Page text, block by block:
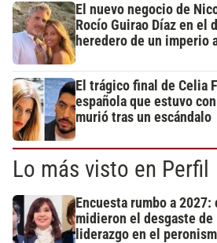
El nuevo negocio de
Rocío Guirao Díaz en el
heredero de un imperio
El trágico final de Celia
española que estuvo
murió tras un escándalo
Lo más visto en Perfil
Encuesta rumbo a
midieron el desgaste
liderazgo en el